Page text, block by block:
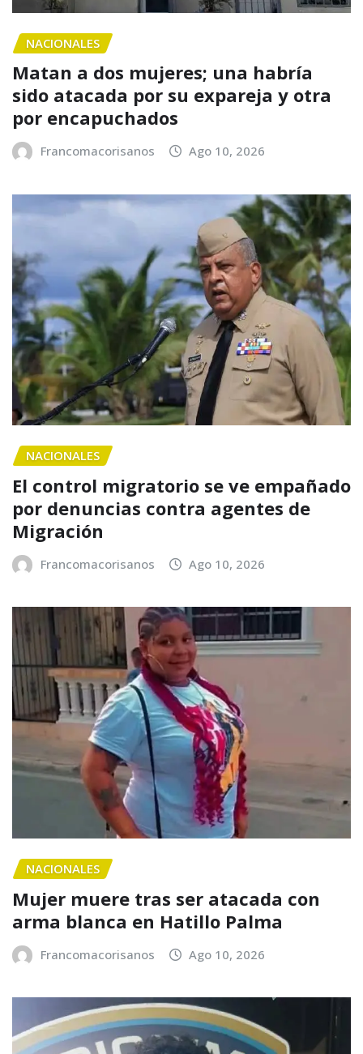
NACIONALES
Matan a dos mujeres; una habría
sido atacada por su expareja y otra
por encapuchados
Francomacorisanos Ago 10, 2026
NACIONALES
El control migratorio se ve empañado
por denuncias contra agentes de
Migración
Francomacorisanos Ago 10, 2026
NACIONALES
Mujer muere tras ser atacada con
arma blanca en Hatillo Palma
Francomacorisanos Ago 10, 2026